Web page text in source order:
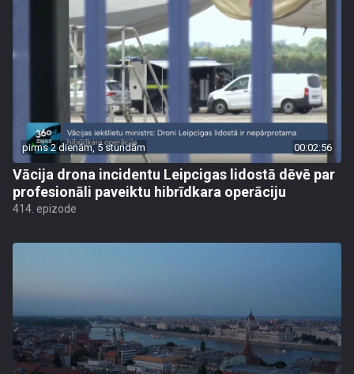
pirms 2 dienām, 5 stundām 00:02:56
Vācija drona incidentu Leipcigas lidostā dēvē par
profesionāli paveiktu hibrīdkara operāciju
414. epizode